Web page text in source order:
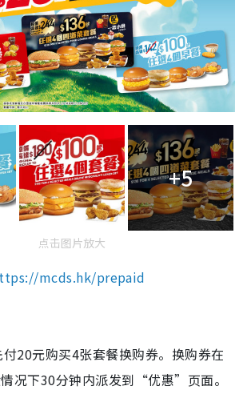
+5
点击图片放大
mcds.hk/prepaid
20元购买4张套餐换购券。换购券在
况下30分钟内派发到“优惠”页面。